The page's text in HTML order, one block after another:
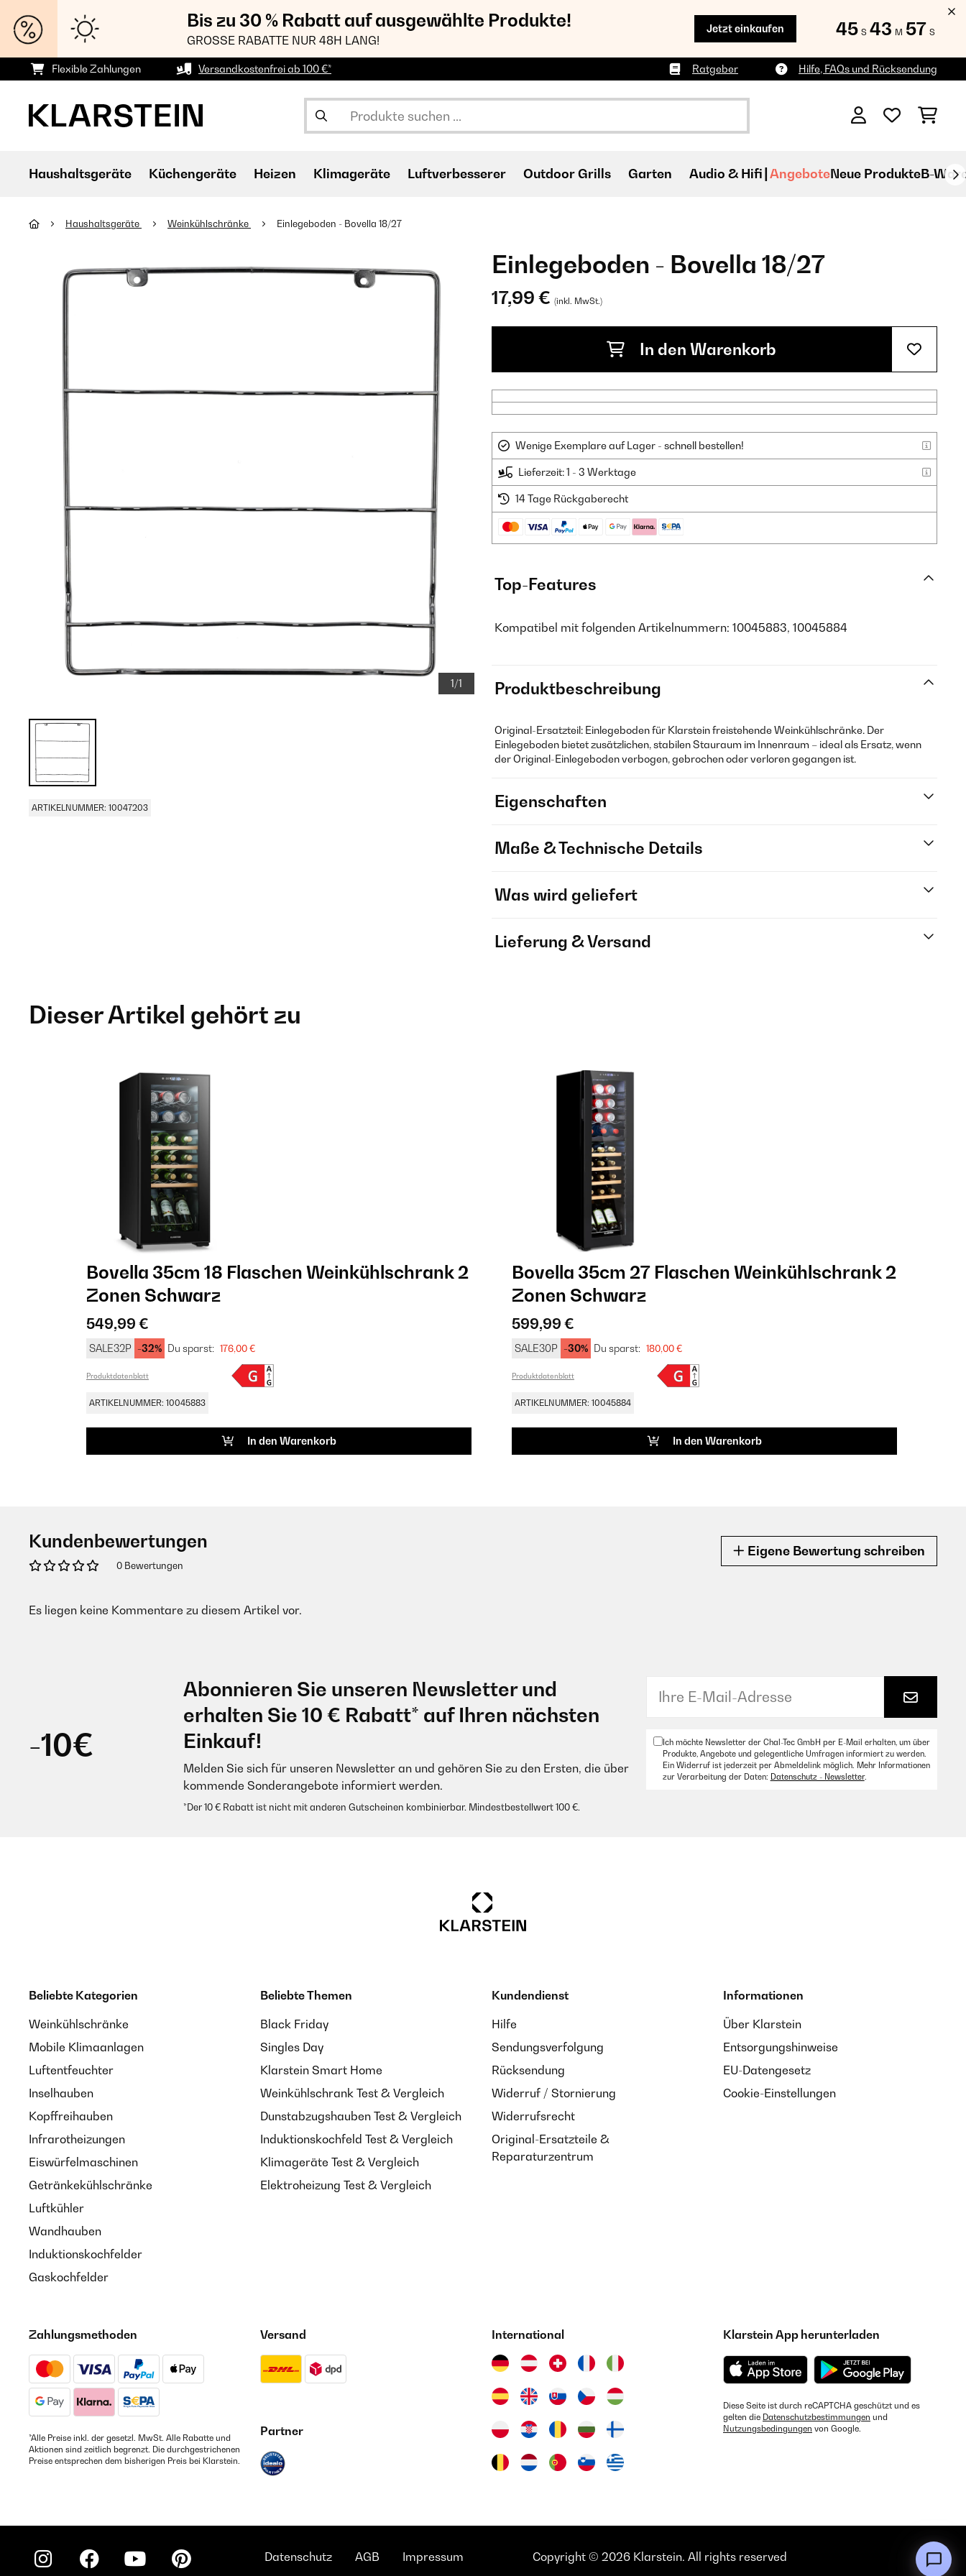
Bis zu 30 % Rabatt auf ausgewählte Produkte!
GROSSE RABATTE NUR 48H LANG!
Jetzt einkaufen 45 S 43 M 56 S
Flexible Zahlungen Versandkostenfrei ab 100 €* Ratgeber Hilfe, FAQs und Rücksendung
Haushaltsgeräte Küchengeräte Heizen Klimageräte Luftverbesserer Outdoor Grills Garten Audio & Hifi AngeboteNeue ProdukteB-
Haushaltsgeräte Weinkühlschränke Einlegeboden - Bovella 18/27
1/1
ARTIKELNUMMER: 10047203
Einlegeboden - Bovella 18/27
17,99 € (inkl. MwSt.)
In den Warenkorb
Wenige Exemplare auf Lager - schnell bestellen!
Lieferzeit: 1 - 3 Werktage
14 Tage Rückgaberecht
Top-Features
Kompatibel mit folgenden Artikelnummern: 10045883, 10045884
Produktbeschreibung
Original-Ersatzteil: Einlegeboden für Klarstein freistehende Weinkühlschränke. Der
Einlegeboden bietet zusätzlichen, stabilen Stauraum im Innenraum – ideal als Ersatz, wenn
der Original-Einlegeboden verbogen, gebrochen oder verloren gegangen ist.
Eigenschaften
Maße & Technische Details
Was wird geliefert
Lieferung & Versand
Dieser Artikel gehört zu
Bovella 35cm 18 Flaschen Weinkühlschrank 2
Zonen​ Schwarz
549,99 €
SALE32P -32% Du sparst: 176,00 €
Produktdatenblatt
ARTIKELNUMMER: 10045883
In den Warenkorb
Bovella 35cm 27 Flaschen Weinkühlschrank 2
Zonen​ Schwarz
599,99 €
SALE30P -30% Du sparst: 180,00 €
Produktdatenblatt
ARTIKELNUMMER: 10045884
In den Warenkorb
Kundenbewertungen
0 Bewertungen
Eigene Bewertung schreiben
Es liegen keine Kommentare zu diesem Artikel vor.
-10€
Abonnieren Sie unseren Newsletter und
erhalten Sie 10 € Rabatt* auf Ihren nächsten
Einkauf!
Melden Sie sich für unseren Newsletter an und gehören Sie zu den Ersten, die über
kommende Sonderangebote informiert werden.
*Der 10 € Rabatt ist nicht mit anderen Gutscheinen kombinierbar. Mindestbestellwert 100 €.
Ich möchte Newsletter der Chal-Tec GmbH per E-Mail erhalten, um über
Produkte, Angebote und gelegentliche Umfragen informiert zu werden.
Ein Widerruf ist jederzeit per Abmeldelink möglich. Mehr Informationen
zur Verarbeitung der Daten: Datenschutz - Newsletter.
Beliebte Kategorien
Weinkühlschränke
Mobile Klimaanlagen
Luftentfeuchter
Inselhauben
Kopffreihauben
Infrarotheizungen
Eiswürfelmaschinen
Getränkekühlschränke
Luftkühler
Wandhauben
Induktionskochfelder
Gaskochfelder
Beliebte Themen
Black Friday
Singles Day
Klarstein Smart Home
Weinkühlschrank Test & Vergleich
Dunstabzugshauben Test & Vergleich
Induktionskochfeld Test & Vergleich
Klimageräte Test & Vergleich
Elektroheizung Test & Vergleich
Kundendienst
Hilfe
Sendungsverfolgung
Rücksendung
Widerruf / Stornierung
Widerrufsrecht
Original-Ersatzteile &
Reparaturzentrum
Informationen
Über Klarstein
Entsorgungshinweise
EU-Datengesetz
Cookie-Einstellungen
Zahlungsmethoden
*Alle Preise inkl. der gesetzl. MwSt. Alle Rabatte und
Aktionen sind zeitlich begrenzt. Die durchgestrichenen
Preise entsprechen dem bisherigen Preis bei Klarstein.
Versand
Partner
International Klarstein App herunterladen
Diese Seite ist durch reCAPTCHA geschützt und es
gelten die Datenschutzbestimmungen und
Nutzungsbedingungen von Google.
Datenschutz AGB Impressum Copyright © 2026 Klarstein. All rights reserved